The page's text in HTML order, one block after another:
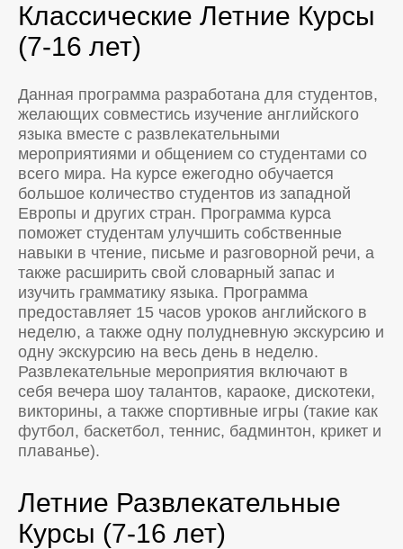
Классические Летние Курсы
(7-16 лет)
Данная программа разработана для студентов,
желающих совместись изучение английского
языка вместе с развлекательными
мероприятиями и общением со студентами со
всего мира. На курсе ежегодно обучается
большое количество студентов из западной
Европы и других стран. Программа курса
поможет студентам улучшить собственные
навыки в чтение, письме и разговорной речи, а
также расширить свой словарный запас и
изучить грамматику языка. Программа
предоставляет 15 часов уроков английского в
неделю, а также одну полудневную экскурсию и
одну экскурсию на весь день в неделю.
Развлекательные мероприятия включают в
себя вечера шоу талантов, караоке, дискотеки,
викторины, а также спортивные игры (такие как
футбол, баскетбол, теннис, бадминтон, крикет и
плаванье).
Летние Развлекательные
Курсы (7-16 лет)